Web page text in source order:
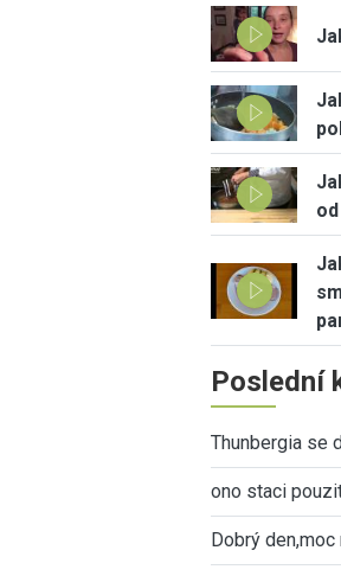
Poslední
Thunbergia se
ono staci
Dobrý